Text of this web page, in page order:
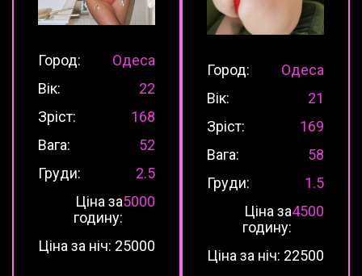
Город:
Одеса
Вік:
22
Зріст:
168
Вага:
52
Груди:
2.5
Ціна за
годину:
5000
Ціна за ніч: 25000
Город:
Одеса
Вік:
21
Зріст:
169
Вага:
58
Груди:
1.5
Ціна за
годину:
4500
Ціна за ніч: 22500